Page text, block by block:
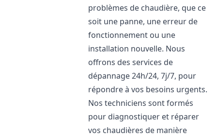
problèmes de chaudière, que ce
soit une panne, une erreur de
fonctionnement ou une
installation nouvelle. Nous
offrons des services de
dépannage 24h/24, 7j/7, pour
répondre à vos besoins urgents.
Nos techniciens sont formés
pour diagnostiquer et réparer
vos chaudières de manière